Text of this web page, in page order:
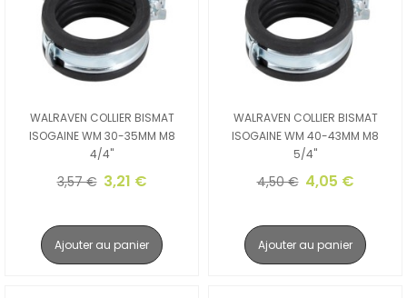
WALRAVEN COLLIER BISMAT
ISOGAINE WM 30-35MM M8
4/4"
3,57 € 3,21 €
Ajouter au panier
WALRAVEN COLLIER BISMAT
ISOGAINE WM 40-43MM M8
5/4"
4,50 € 4,05 €
Ajouter au panier